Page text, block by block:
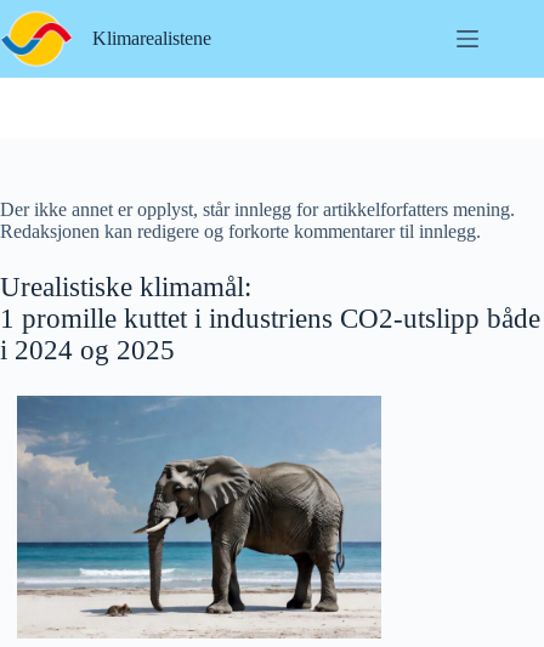
Hopp
til
innholdet
Klimarealistene
Der ikke annet er opplyst, står innlegg for artikkelforfatters mening.
Redaksjonen kan redigere og forkorte kommentarer til innlegg.
Urealistiske klimamål:
1 promille kuttet i industriens CO2-utslipp både
i 2024 og 2025